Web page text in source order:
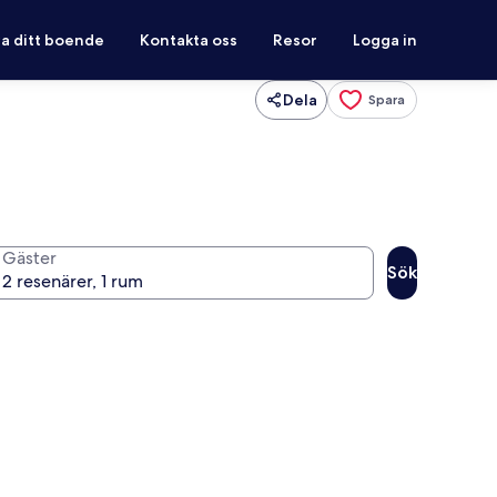
ditt boende Kontakta oss Resor Logga in
Dela Spara
Gäster
Sök